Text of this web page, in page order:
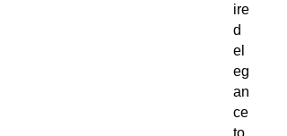
ire
d
el
eg
an
ce
to